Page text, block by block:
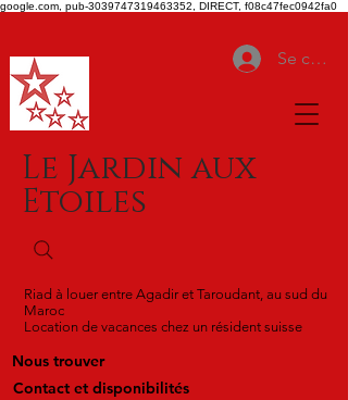
google.com, pub-3039747319463352, DIRECT, f08c47fec0942fa0
Se
Le Jardin aux
Etoiles
Riad à louer entre Agadir et Taroudant, au sud du
Maroc
Location de vacances chez un résident suisse
Nous trouver
Contact et disponibilités